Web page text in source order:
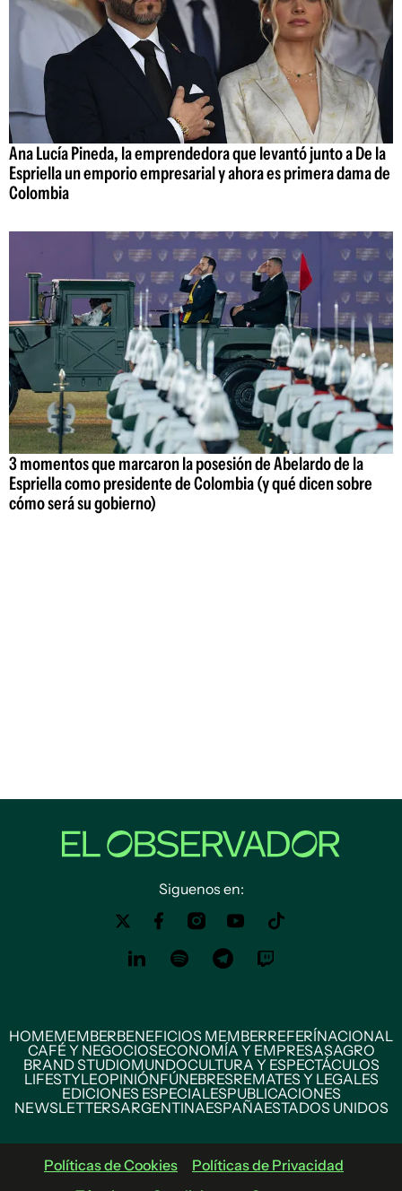
Ana Lucía Pineda, la emprendedora que levantó junto a De la
Espriella un emporio empresarial y ahora es primera dama de
Colombia
3 momentos que marcaron la posesión de Abelardo de la
Espriella como presidente de Colombia (y qué dicen sobre
cómo será su gobierno)
Siguenos en:
HOMEMEMBERBENEFICIOS MEMBERREFERÍNACIONAL
CAFÉ Y NEGOCIOSECONOMÍA Y EMPRESASAGRO
BRAND STUDIOMUNDOCULTURA Y ESPECTÁCULOS
LIFESTYLEOPINIÓNFÚNEBRESREMATES Y LEGALES
EDICIONES ESPECIALESPUBLICACIONES
NEWSLETTERSARGENTINAESPAÑAESTADOS UNIDOS
Políticas de Cookies
Políticas de Privacidad